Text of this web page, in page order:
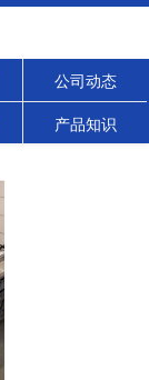
公司动态
产品知识